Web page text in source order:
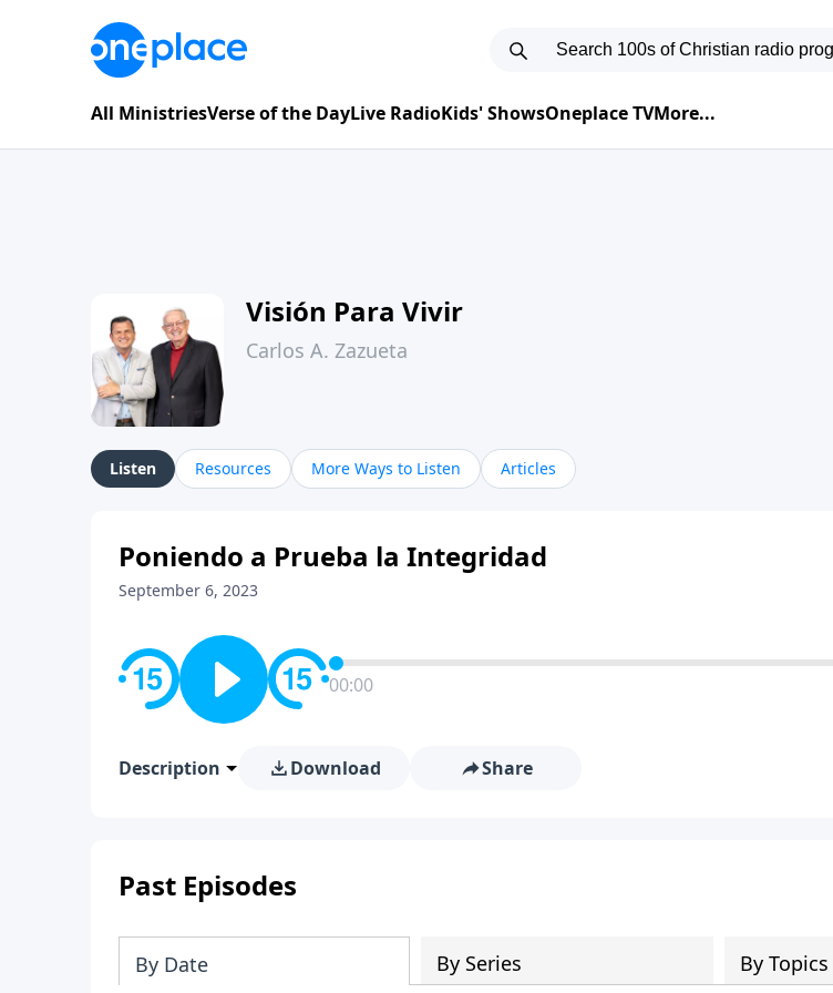
All MinistriesVerse of the DayLive RadioKids' ShowsOneplace TVMore...
Visión Para Vivir
Carlos A. Zazueta
Listen Resources More Ways to Listen Articles
Poniendo a Prueba la Integridad
September 6, 2023
00:00
Description Download Share
Past Episodes
By Date By Series By Topics